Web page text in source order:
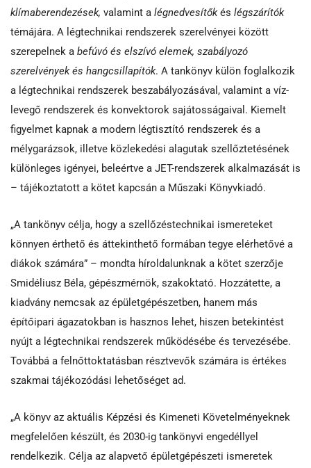
klímaberendezések, valamint a légnedvesítőkés légszárítók
témájára. A légtechnikai rendszerek szerelvényei között
szerepelnek a befúvó és elszívó elemek, szabályozó
szerelvények és hangcsillapítók. A tankönyv külön foglalkozik
a légtechnikai rendszerek beszabályozásával, valamint a víz-
levegő rendszerek és konvektorok sajátosságaival. Kiemelt
figyelmet kapnak a modern légtisztító rendszerek és a
mélygarázsok, illetve közlekedési alagutak szellőztetésének
különleges igényei, beleértve a JET-rendszerek alkalmazását is
– tájékoztatott a kötet kapcsán a Műszaki Könyvkiadó.
„A tankönyv célja, hogy a szellőzéstechnikai ismereteket
könnyen érthető és áttekinthető formában tegye elérhetővé a
diákok számára” – mondta híroldalunknak a kötet szerzője
Smidéliusz Béla, gépészmérnök, szakoktató. Hozzátette, a
kiadvány nemcsak az épületgépészetben, hanem más
építőipari ágazatokban is hasznos lehet, hiszen betekintést
nyújt a légtechnikai rendszerek működésébe és tervezésébe.
Továbbá a felnőttoktatásban résztvevők számára is értékes
szakmai tájékozódási lehetőséget ad.
„A könyv az aktuális Képzési és Kimeneti Követelményeknek
megfelelően készült, és 2030-ig tankönyvi engedéllyel
rendelkezik. Célja az alapvető épületgépészeti ismeretek